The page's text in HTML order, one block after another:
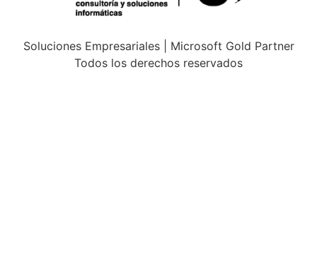
Soluciones Empresariales | Microsoft Gold Partner
Todos los derechos reservados